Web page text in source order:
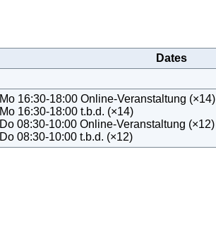
Dates
Mo 16:30-18:00 Online-Veranstaltung (×14)
Mo 16:30-18:00 t.b.d. (×14)
Do 08:30-10:00 Online-Veranstaltung (×12)
Do 08:30-10:00 t.b.d. (×12)